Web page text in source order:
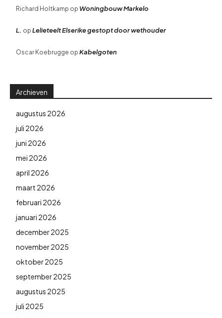
Richard Holtkamp op Woningbouw Markelo
L. op Lelieteelt Elserike gestopt door wethouder
Oscar Koebrugge op Kabelgoten
Archieven
augustus 2026
juli 2026
juni 2026
mei 2026
april 2026
maart 2026
februari 2026
januari 2026
december 2025
november 2025
oktober 2025
september 2025
augustus 2025
juli 2025